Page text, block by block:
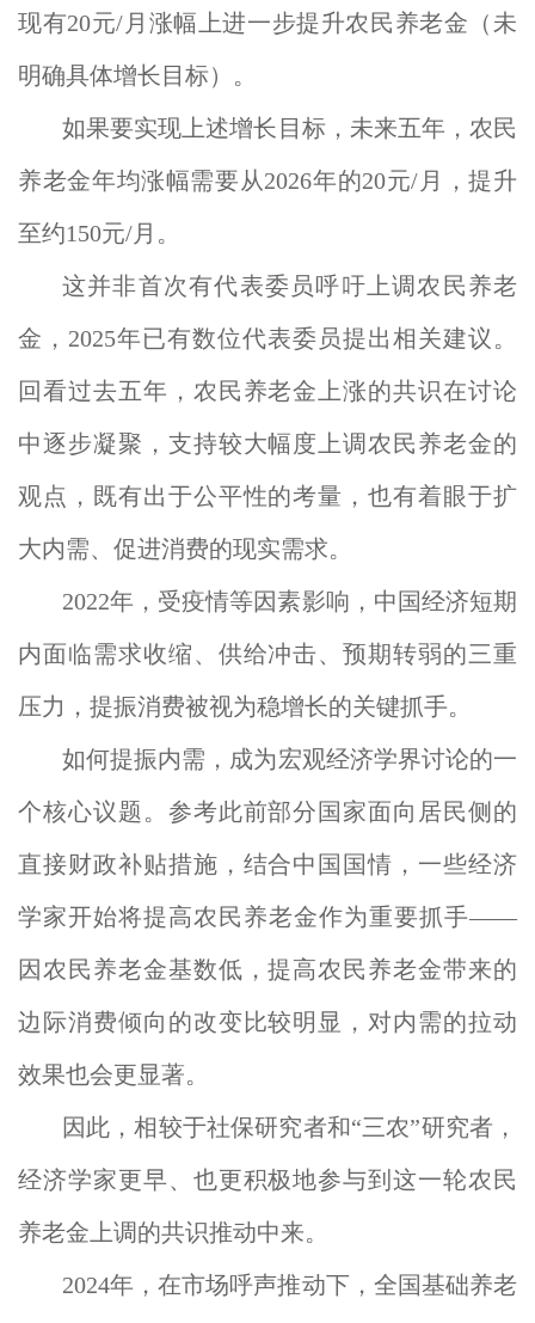
现有20元/月涨幅上进一步提升农民养老金（未
明确具体增长目标）。
如果要实现上述增长目标，未来五年，农民
养老金年均涨幅需要从2026年的20元/月，提升
至约150元/月。
这并非首次有代表委员呼吁上调农民养老
金，2025年已有数位代表委员提出相关建议。
回看过去五年，农民养老金上涨的共识在讨论
中逐步凝聚，支持较大幅度上调农民养老金的
观点，既有出于公平性的考量，也有着眼于扩
大内需、促进消费的现实需求。
2022年，受疫情等因素影响，中国经济短期
内面临需求收缩、供给冲击、预期转弱的三重
压力，提振消费被视为稳增长的关键抓手。
如何提振内需，成为宏观经济学界讨论的一
个核心议题。参考此前部分国家面向居民侧的
直接财政补贴措施，结合中国国情，一些经济
学家开始将提高农民养老金作为重要抓手——
因农民养老金基数低，提高农民养老金带来的
边际消费倾向的改变比较明显，对内需的拉动
效果也会更显著。
因此，相较于社保研究者和“三农”研究者，
经济学家更早、也更积极地参与到这一轮农民
养老金上调的共识推动中来。
2024年，在市场呼声推动下，全国基础养老